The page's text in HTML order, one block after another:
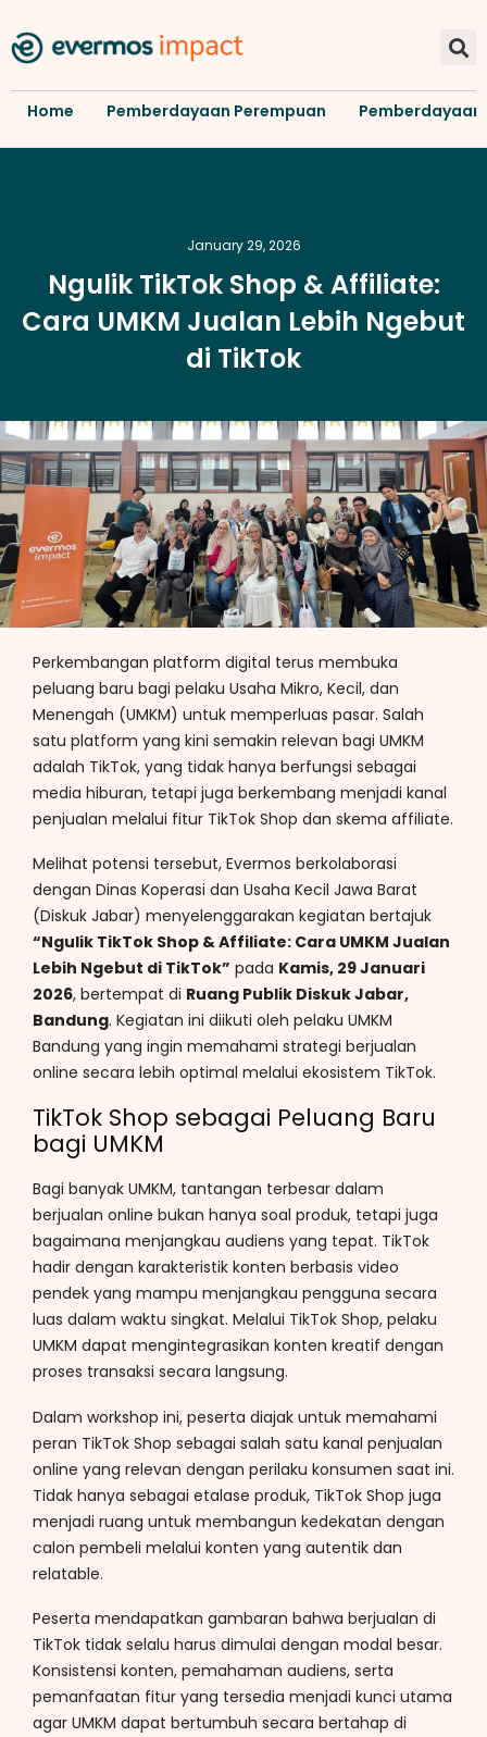
Home Pemberdayaan Perempuan Pemberdayaan
January 29, 2026
Ngulik TikTok Shop & Affiliate:
Cara UMKM Jualan Lebih Ngebut
di TikTok
Perkembangan platform digital terus membuka
peluang baru bagi pelaku Usaha Mikro, Kecil, dan
Menengah (UMKM) untuk memperluas pasar. Salah
satu platform yang kini semakin relevan bagi UMKM
adalah TikTok, yang tidak hanya berfungsi sebagai
media hiburan, tetapi juga berkembang menjadi kanal
penjualan melalui fitur TikTok Shop dan skema affiliate.
Melihat potensi tersebut, Evermos berkolaborasi
dengan Dinas Koperasi dan Usaha Kecil Jawa Barat
(Diskuk Jabar) menyelenggarakan kegiatan bertajuk
“Ngulik TikTok Shop & Affiliate: Cara UMKM Jualan
Lebih Ngebut di TikTok” pada Kamis, 29 Januari
2026, bertempat di Ruang Publik Diskuk Jabar,
Bandung. Kegiatan ini diikuti oleh pelaku UMKM
Bandung yang ingin memahami strategi berjualan
online secara lebih optimal melalui ekosistem TikTok.
TikTok Shop sebagai Peluang Baru
bagi UMKM
Bagi banyak UMKM, tantangan terbesar dalam
berjualan online bukan hanya soal produk, tetapi juga
bagaimana menjangkau audiens yang tepat. TikTok
hadir dengan karakteristik konten berbasis video
pendek yang mampu menjangkau pengguna secara
luas dalam waktu singkat. Melalui TikTok Shop, pelaku
UMKM dapat mengintegrasikan konten kreatif dengan
proses transaksi secara langsung.
Dalam workshop ini, peserta diajak untuk memahami
peran TikTok Shop sebagai salah satu kanal penjualan
online yang relevan dengan perilaku konsumen saat ini.
Tidak hanya sebagai etalase produk, TikTok Shop juga
menjadi ruang untuk membangun kedekatan dengan
calon pembeli melalui konten yang autentik dan
relatable.
Peserta mendapatkan gambaran bahwa berjualan di
TikTok tidak selalu harus dimulai dengan modal besar.
Konsistensi konten, pemahaman audiens, serta
pemanfaatan fitur yang tersedia menjadi kunci utama
agar UMKM dapat bertumbuh secara bertahap di